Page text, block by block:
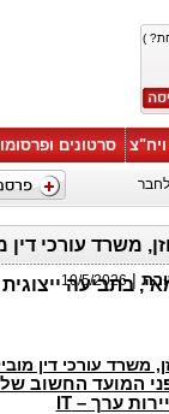
)
סרטונים
|
10/5/2026
משרד עורכי דין
ערך –IT